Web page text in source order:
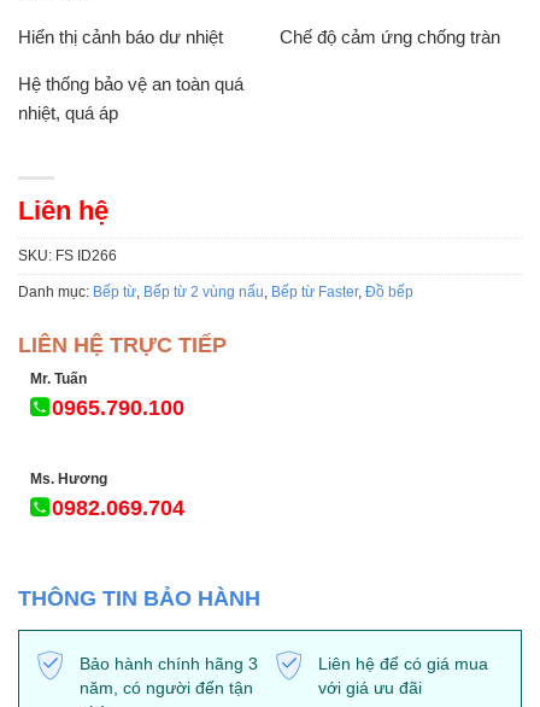
Hiển thị cảnh báo dư nhiệt Chế độ cảm ứng chống tràn
Hệ thống bảo vệ an toàn quá
nhiệt, quá áp
Liên hệ
SKU: FS ID266
Danh mục: Bếp từ, Bếp từ 2 vùng nấu, Bếp từ Faster, Đồ bếp
LIÊN HỆ TRỰC TIẾP
Mr. Tuấn
0965.790.100
Ms. Hương
0982.069.704
THÔNG TIN BẢO HÀNH
Bảo hành chính hãng 3
năm, có người đến tận
Liên hệ để có giá mua
với giá ưu đãi